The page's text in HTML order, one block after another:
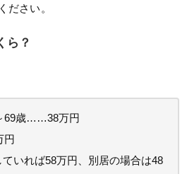
ださい。
ら？
69歳……38万円
円
いれば58万円、別居の場合は48